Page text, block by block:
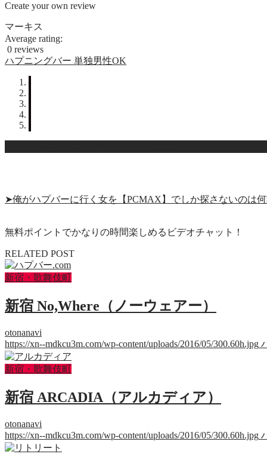
Create your own review
マーキス
Average rating:
0 reviews
ハプニングバー 単独男性OK
➤俺がハプバーに行く女を【PCMAX】でしか探さないのは
無料ポイントでかなりの時間楽しめるビデオチャット！
RELATED POST
新宿・歌舞伎町
新宿 No,Where（ノーウェアー）
otonanavi
https://xn--mdkcu3m.com/wp-content/uploads/2016/05/300.60h.jpg
新宿・歌舞伎町
新宿 ARCADIA（アルカディア）
otonanavi
https://xn--mdkcu3m.com/wp-content/uploads/2016/05/300.60h.jpg